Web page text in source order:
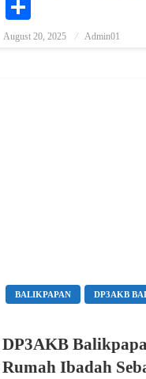
Posted On
August 20, 2025 Admin01
BALIKPAPAN DP3AKB
DP3AKB
Rumah Ibadah